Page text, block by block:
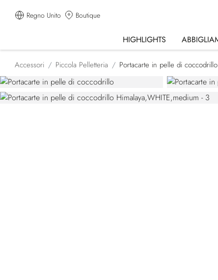
Regno Unito Boutique
HIGHLIGHTS
Accessori Piccola Pelletteria Portacarte in pelle di